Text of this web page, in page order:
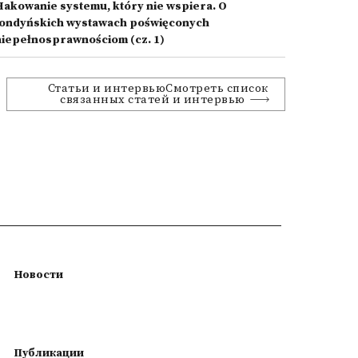
systemu, który nie wspiera. O
wystawach poświęconych
(cz. 1)
Статьи и интервьюСмотреть список
связанных статей и интервью
Новости
Публикации